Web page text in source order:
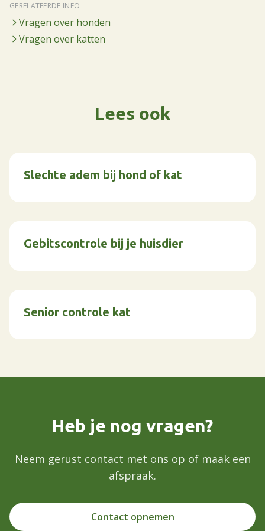
GERELATEERDE INFO
Vragen over honden
Vragen over katten
Lees ook
Slechte adem bij hond of kat
Gebitscontrole bij je huisdier
Senior controle kat
Heb je nog vragen?
Neem gerust contact met ons op of maak een
afspraak.
Contact opnemen